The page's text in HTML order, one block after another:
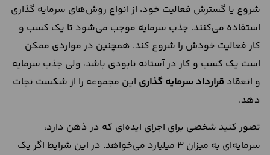
شروع یا گسترش فعالیت خود، از انواع روش‌های سرمایه گذاری
استفاده می‌کنند. جذب سرمایه موجب می‌شود تا یک کسب‌ و
کار فعالیت خودش را شروع کند. همچنین در مواردی ممکن
است یک کسب‌ و کار در آستانه‌ نابودی باشد، ولی جذب سرمایه
و انعقاد قرارداد سرمایه‌ گذاری این مجموعه را از شکست نجات
دهد.
تصور کنید شخصی برای اجرای ایده‌ای که در ذهن دارد،
سرمایه‌ای به میزان 3 میلیارد می‌خواهد. در این شرایط اگر یک